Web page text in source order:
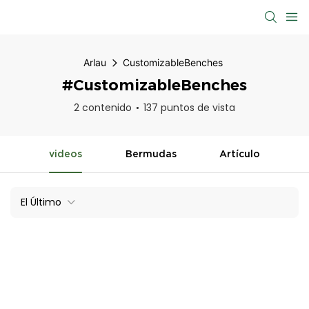
Arlau CustomizableBenches
#CustomizableBenches
2 contenido 137 puntos de vista
videos Bermudas Artículo
El Último